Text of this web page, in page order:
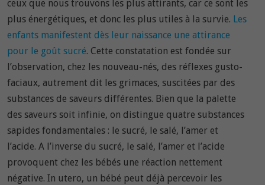
ceux que nous trouvons les plus attirants, car ce sont les
plus énergétiques, et donc les plus utiles à la survie. Les
enfants manifestent dès leur naissance une attirance
pour le goût sucré. Cette constatation est fondée sur
l’observation, chez les nouveau-nés, des réflexes gusto-
faciaux, autrement dit les grimaces, suscitées par des
substances de saveurs différentes. Bien que la palette
des saveurs soit infinie, on distingue quatre substances
sapides fondamentales : le sucré, le salé, l’amer et
l’acide. A l’inverse du sucré, le salé, l’amer et l’acide
provoquent chez les bébés une réaction nettement
négative. In utero, un bébé peut déjà percevoir les